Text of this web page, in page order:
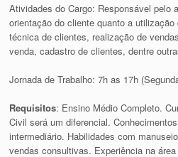
Atividades do Cargo: Responsável pelo
orientação do cliente quanto a
técnica de clientes, realização de
venda, cadastro de clientes, dentre
Jornada de Trabalho: 7h as 17h
Requisitos: Ensino Médio Completo.
Civil será um diferencial.
intermediário. Habilidades com
vendas consultivas. Experiência na